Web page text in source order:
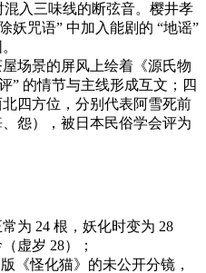
混入三味线的断弦音。樱井孝
妖咒语” 中加入能剧的 “地谣”
屋场景的屏风上绘着《源氏物
” 的情节与主线形成互文；四
四方位，分别代表阿雪死前
怨），被日本民俗学会评为
为 24 根，妖化时变为 28
虚岁 28）；
《怪化猫》的未公开分镜，